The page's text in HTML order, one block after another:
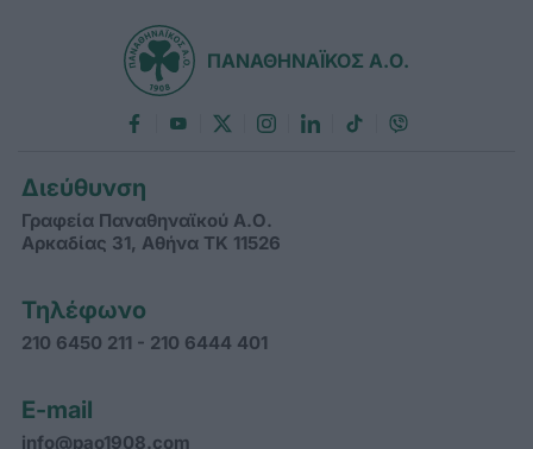
ΠΑΝΑΘΗΝΑΪΚΟΣ Α.Ο.
Διεύθυνση
Γραφεία Παναθηναϊκού Α.Ο.
Αρκαδίας 31, Αθήνα ΤΚ 11526
Τηλέφωνο
210 6450 211 - 210 6444 401
E-mail
info@pao1908.com